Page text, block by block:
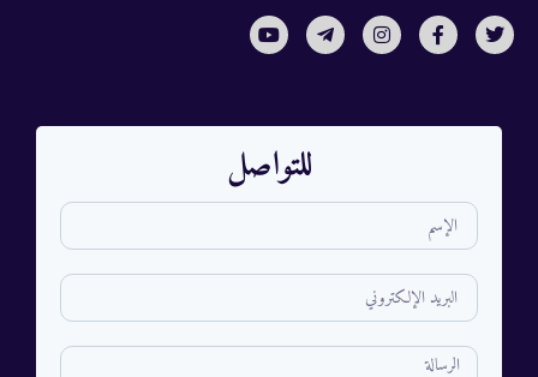
للتواصل